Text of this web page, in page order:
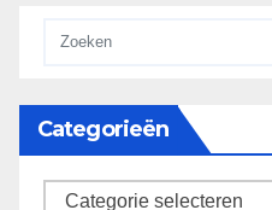
Categorieën
categorieën